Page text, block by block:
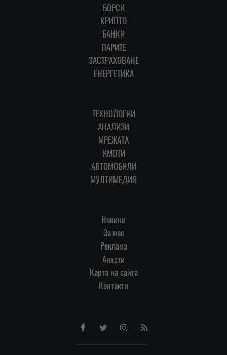
БОРСИ
КРИПТО
БАНКИ
ПАРИТЕ
ЗАСТРАХОВАНЕ
ЕНЕРГЕТИКА
ТЕХНОЛОГИИ
АНАЛИЗИ
МРЕЖАТА
ИМОТИ
АВТОМОБИЛИ
МУЛТИМЕДИЯ
Новини
За нас
Реклама
Анкети
Карта на сайта
Контакти
FacebookTwitterInstagram
RSS